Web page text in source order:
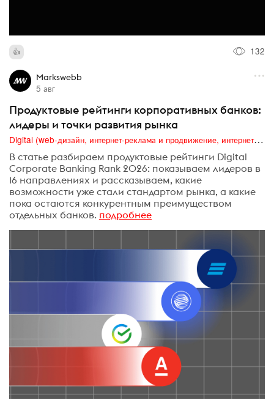
132
Markswebb
5 авг
Продуктовые рейтинги корпоративных банков:
лидеры и точки развития рынка
Digital (web-дизайн, интернет-реклама и продвижение, интернет-сообщества и блоги, интернет-коммуникации, мобильный маркетинг, реклама на цифровых экранах)
В статье разбираем продуктовые рейтинги Digital
Corporate Banking Rank 2026: показываем лидеров в
16 направлениях и рассказываем, какие
возможности уже стали стандартом рынка, а какие
пока остаются конкурентным преимуществом
отдельных банков. подробнее